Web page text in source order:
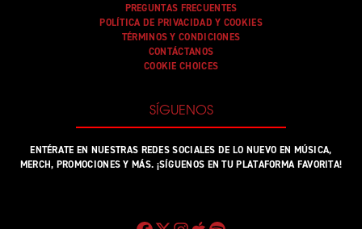
PREGUNTAS FRECUENTES
POLÍTICA DE PRIVACIDAD Y COOKIES
TÉRMINOS Y CONDICIONES
CONTÁCTANOS
COOKIE CHOICES
SÍGUENOS
ENTÉRATE EN NUESTRAS REDES SOCIALES DE LO NUEVO EN MÚSICA,
MERCH, PROMOCIONES Y MÁS. ¡SÍGUENOS EN TU PLATAFORMA FAVORITA!